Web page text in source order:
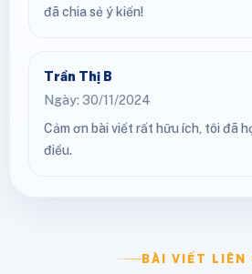
đã chia sẻ ý kiến!
Trần Thị B
Ngày: 30/11/2024
Cảm ơn bài viết rất hữu ích, tôi đã
điều.
BÀI VIẾT LIÊN